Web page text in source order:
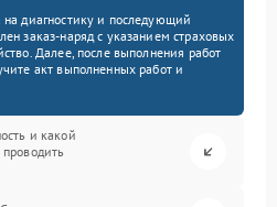
на диагностику и последующий
заказ-наряд с указанием страховых
Далее, после выполнения работ
акт выполненных работ и
и какой